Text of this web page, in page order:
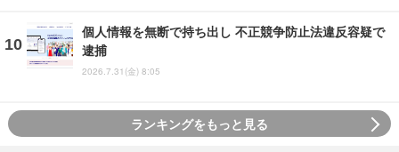
個人情報を無断で持ち出し 不正競争防止法違反容疑で
逮捕
2026.7.31(金) 8:05
ランキングをもっと見る